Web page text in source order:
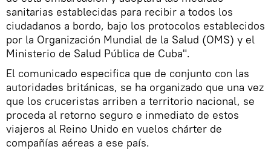
sanitarias establecidas para recibir a todos los
ciudadanos a bordo, bajo los protocolos establecidos
por la Organización Mundial de la Salud (OMS) y el
Ministerio de Salud Pública de Cuba".
El comunicado especifica que de conjunto con las
autoridades británicas, se ha organizado que una vez
que los cruceristas arriben a territorio nacional, se
proceda al retorno seguro e inmediato de estos
viajeros al Reino Unido en vuelos chárter de
compañías aéreas a ese país.